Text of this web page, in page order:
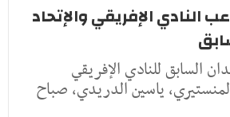
النادي الإفريقي والإتحاد
السابق للنادي الإفريقي
ياسين الدريدي، صباح